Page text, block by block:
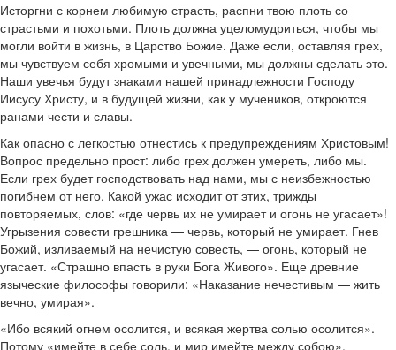
Исторгни с корнем любимую страсть, распни твою плоть со
страстьми и похотьми. Плоть должна уцеломудриться, чтобы мы
могли войти в жизнь, в Царство Божие. Даже если, оставляя грех,
мы чувствуем себя хромыми и увечными, мы должны сделать это.
Наши увечья будут знаками нашей принадлежности Господу
Иисусу Христу, и в будущей жизни, как у мучеников, откроются
ранами чести и славы.
Как опасно с легкостью отнестись к предупреждениям Христовым!
Вопрос предельно прост: либо грех должен умереть, либо мы.
Если грех будет господствовать над нами, мы с неизбежностью
погибнем от него. Какой ужас исходит от этих, трижды
повторяемых, слов: «где червь их не умирает и огонь не угасает»!
Угрызения совести грешника — червь, который не умирает. Гнев
Божий, изливаемый на нечистую совесть, — огонь, который не
угасает. «Страшно впасть в руки Бога Живого». Еще древние
языческие философы говорили: «Наказание нечестивым — жить
вечно, умирая».
«Ибо всякий огнем осолится, и всякая жертва солью осолится».
Потому «имейте в себе соль, и мир имейте между собою».